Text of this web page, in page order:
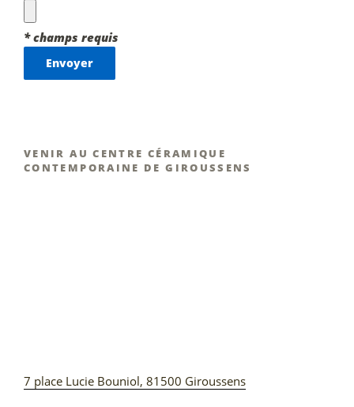
* champs requis
VENIR AU CENTRE CÉRAMIQUE
CONTEMPORAINE DE GIROUSSENS
7 place Lucie Bouniol, 81500 Giroussens